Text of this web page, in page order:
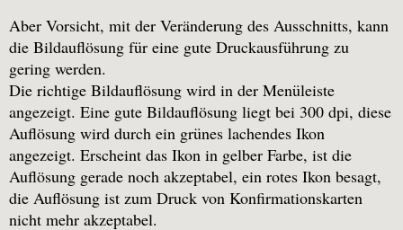
Aber Vorsicht, mit der Veränderung des Ausschnitts, kann
die Bildauflösung für eine gute Druckausführung zu
gering werden.
Die richtige Bildauflösung wird in der Menüleiste
angezeigt. Eine gute Bildauflösung liegt bei 300 dpi, diese
Auflösung wird durch ein grünes lachendes Ikon
angezeigt. Erscheint das Ikon in gelber Farbe, ist die
Auflösung gerade noch akzeptabel, ein rotes Ikon besagt,
die Auflösung ist zum Druck von Konfirmationskarten
nicht mehr akzeptabel.